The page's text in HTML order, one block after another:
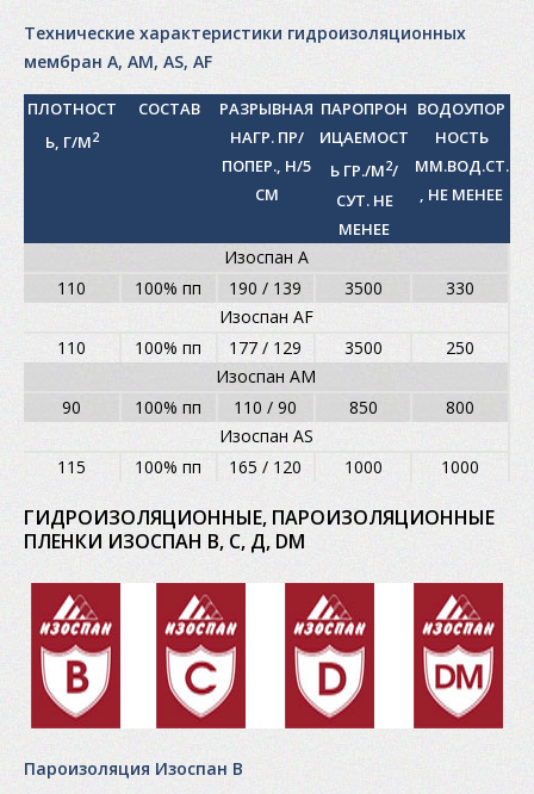
Технические характеристики гидроизоляционных
мембран А, АМ, AS, AF
ПЛОТНОСТ
Ь, Г/М2
СОСТАВ
РАЗРЫВНАЯ
НАГР. ПР/
ПОПЕР., Н/5
СМ
ПАРОПРОН
ИЦАЕМОСТ
Ь ГР./М2/
СУТ. НЕ
МЕНЕЕ
ВОДОУПОР
НОСТЬ
ММ.ВОД.СТ.
, НЕ МЕНЕЕ
Изоспан А
110
100% пп 190 / 139 3500
330
Изоспан AF
110
100% пп 177 / 129 3500
250
Изоспан АМ
90
100% пп 110 / 90 850
800
Изоспан AS
115
100% пп 165 / 120 1000 1000
ГИДРОИЗОЛЯЦИОННЫЕ, ПАРОИЗОЛЯЦИОННЫЕ
ПЛЕНКИ ИЗОСПАН В, С, Д, DM
Пароизоляция Изоспан В